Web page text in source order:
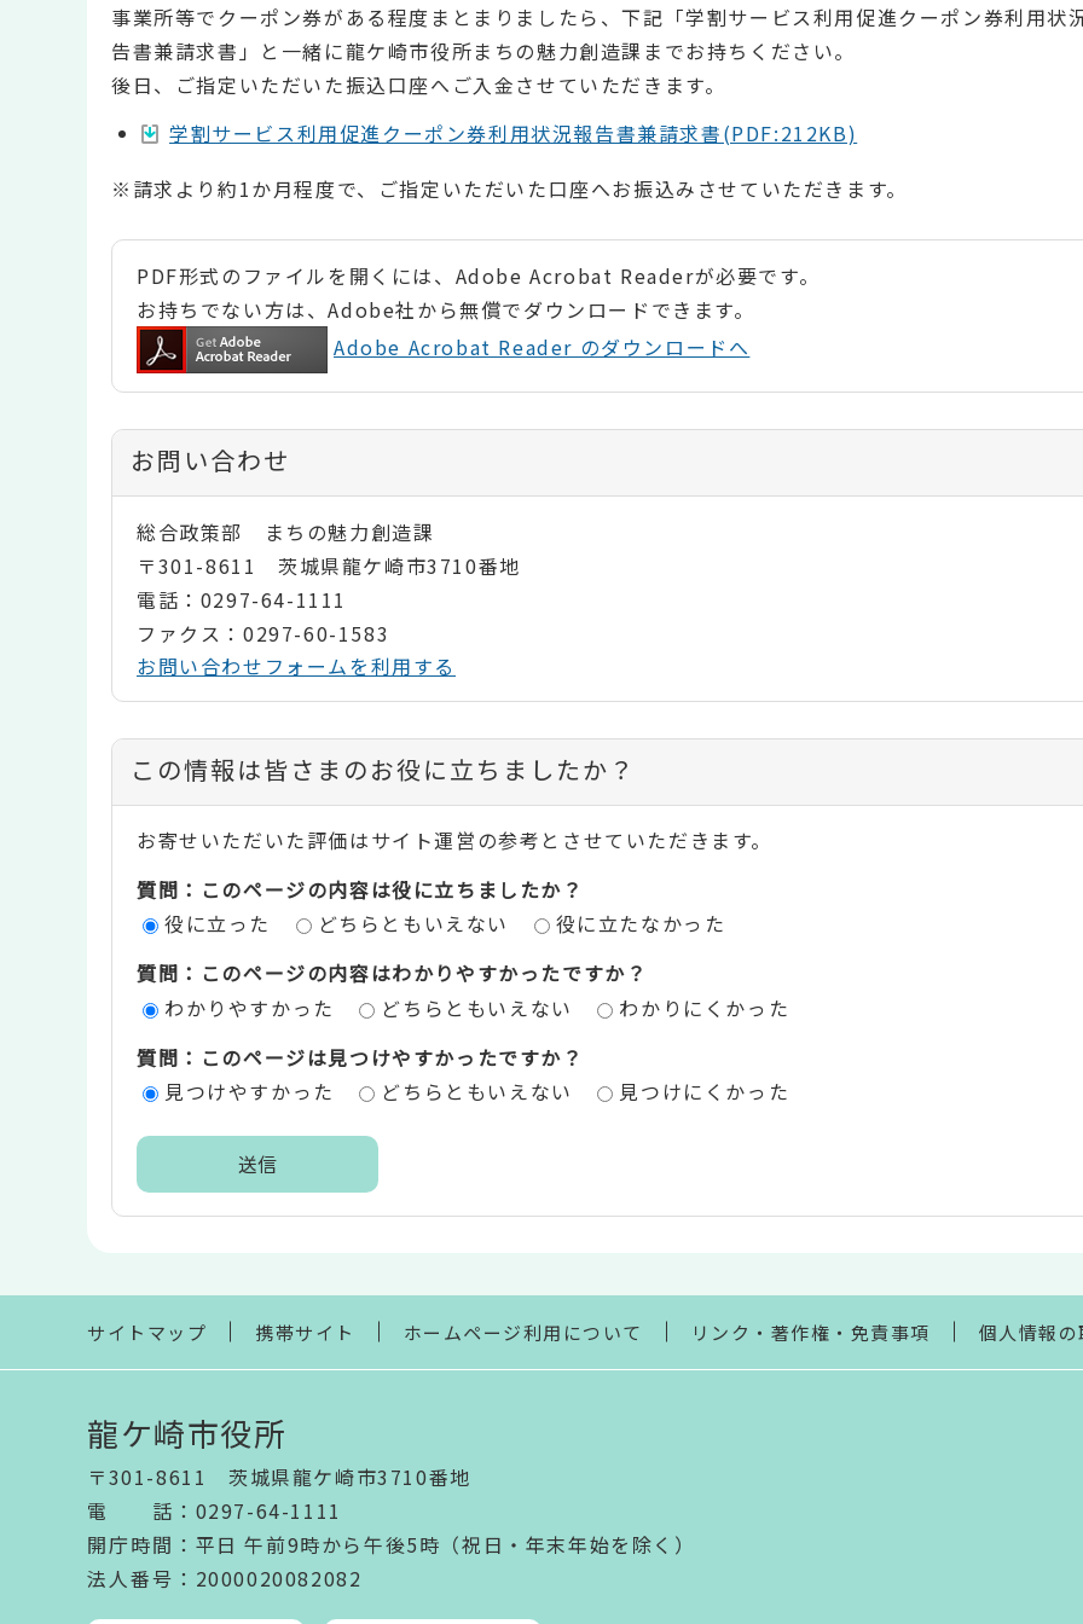
事業所等でクーポン券がある程度まとまりましたら、下記「学割サービス利用促進クーポン券利用状
告書兼請求書」と一緒に龍ケ崎市役所まちの魅力創造課までお持ちください。
後日、ご指定いただいた振込口座へご入金させていただきます。
学割サービス利用促進クーポン券利用状況報告書兼請求書(PDF:212KB)
※請求より約1か月程度で、ご指定いただいた口座へお振込みさせていただきます。
PDF形式のファイルを開くには、Adobe Acrobat Readerが必要です。
お持ちでない方は、Adobe社から無償でダウンロードできます。
Adobe Acrobat Reader のダウンロードへ
お問い合わせ
総合政策部 まちの魅力創造課
〒301-8611 茨城県龍ケ崎市3710番地
電話：0297-64-1111
ファクス：0297-60-1583
お問い合わせフォームを利用する
コ
ン
テ
ン
評
エ
この情報は皆さまのお役に立ちましたか？
お寄せいただいた評価はサイト運営の参考とさせていただきます。
質問：このページの内容は役に立ちましたか？
役に立った
どちらともいえない
役に立たなかった
質問：このページの内容はわかりやすかったですか？
わかりやすかった
どちらともいえない
わかりにくかった
質問：このページは見つけやすかったですか？
見つけやすかった
どちらともいえない 見つけにくかった
ま
サイトマップ 携帯サイト ホームページ利用について リンク・著作権・免責事項 個人情報
龍ケ崎市役所
〒301-8611 茨城県龍ケ崎市3710番地
電話 ： 0297-64-1111
開庁時間 ： 平日 午前9時から午後5時（祝日・年末年始を除く）
法人番号 ：2000020082082